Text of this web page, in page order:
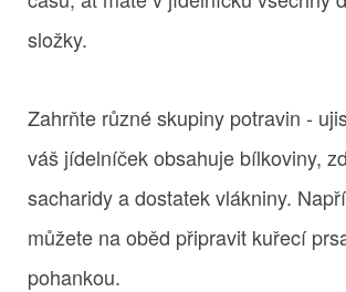
složky.
Zahrňte různé skupiny potravin -
váš jídelníček obsahuje bílkoviny,
sacharidy a dostatek vlákniny.
můžete na oběd připravit kuřecí
pohankou.